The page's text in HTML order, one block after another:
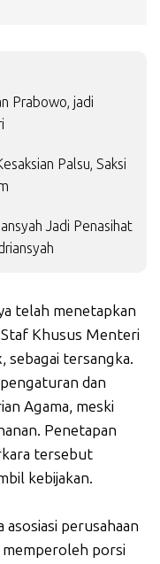
Prabowo, jadi
Palsu, Saksi
Jadi Penasihat
telah menetapkan
Khusus Menteri
sebagai tersangka.
dan
Agama, meski
Penetapan
tersebut
kebijakan.
asosiasi perusahaan
porsi